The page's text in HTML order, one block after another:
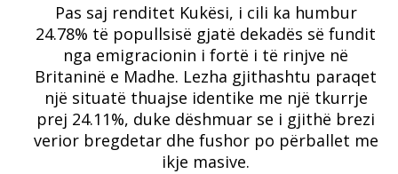
Pas saj renditet Kukësi, i cili ka humbur
24.78% të popullsisë gjatë dekadës së fundit
nga emigracionin i fortë i të rinjve në
Britaninë e Madhe. Lezha gjithashtu paraqet
një situatë thuajse identike me një tkurrje
prej 24.11%, duke dëshmuar se i gjithë brezi
verior bregdetar dhe fushor po përballet me
ikje masive.